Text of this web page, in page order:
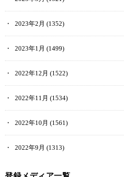
2023年2月 (1352)
2023年1月 (1499)
2022年12月 (1522)
2022年11月 (1534)
2022年10月 (1561)
2022年9月 (1313)